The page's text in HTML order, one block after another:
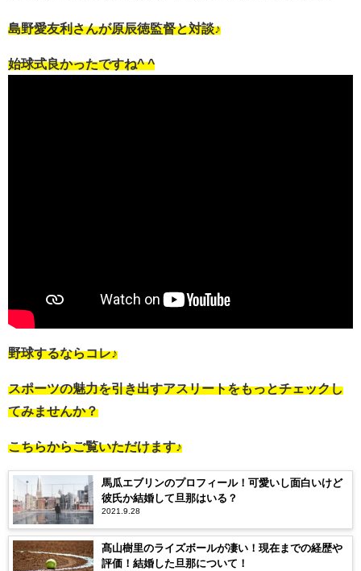
島野愛友利さんが原辰徳監督と対談♪
始球式良かったですね^ ^
野球するならコレ♪
スポーツの魅力を引き出すアスリートをもっとチェックし
てみませんか？
こちらからご覧いただけます♪
馬瓜エブリンのプロフィール！可愛いし面白いけど
彼氏か結婚して旦那はいる？
2021.9.28
髙山樹里のライズボールが凄い！現在までの経歴や
評価！結婚した旦那について！